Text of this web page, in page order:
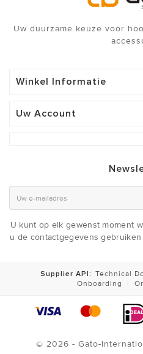
Uw duurzame keuze voor
Winkel Informatie
Uw Account
U kunt op elk gewenst moment
u de contactgegevens
Supplier API: Technical
Onboarding
|
© 2026 - Gato-